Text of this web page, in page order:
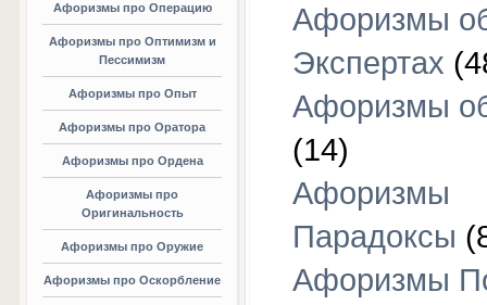
Афоризмы про Операцию
Афоризмы про Оптимизм и
Пессимизм
Афоризмы про Опыт
Афоризмы про Оратора
Афоризмы про Ордена
Афоризмы про
Оригинальность
Афоризмы про Оружие
Афоризмы про Оскорбление
Афоризмы
Экспертах
Афоризмы
(14)
Афоризмы
Парадоксы
Афоризмы